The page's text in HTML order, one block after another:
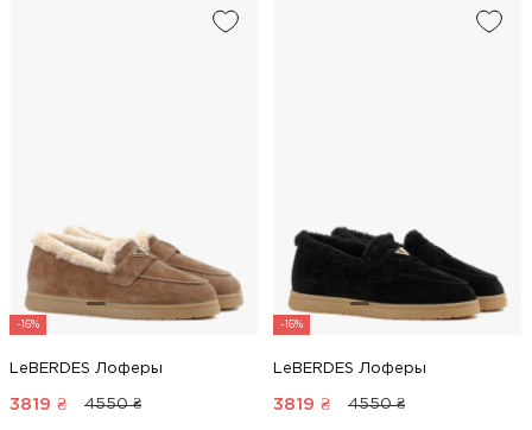
-16%
LeBERDES Лоферы
3819 ₴ 4550 ₴
-16%
LeBERDES Лоферы
3819 ₴ 4550 ₴